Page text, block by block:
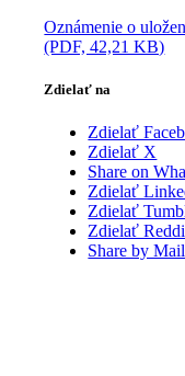
Oznámenie o
(PDF, 42,21 KB)
Zdielať na
Zdielať
Zdielať X
Share on
Zdielať
Zdielať
Zdielať
Share by Mail